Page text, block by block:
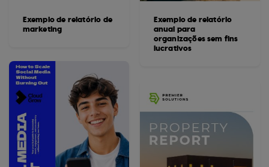
Exemplo de relatório de
marketing
Exemplo de relatório
anual para
organizações sem fins
lucrativos